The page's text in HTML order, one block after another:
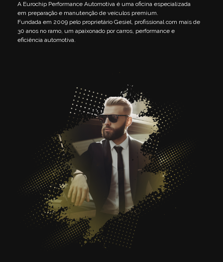
A Eurochip Performance Automotiva é uma oficina especializada
em preparação e manutenção de veículos premium.
Fundada em 2009 pelo proprietário Gesiel, profissional com mais de
30 anos no ramo, um apaixonado por carros, performance e
eficiência automotiva.